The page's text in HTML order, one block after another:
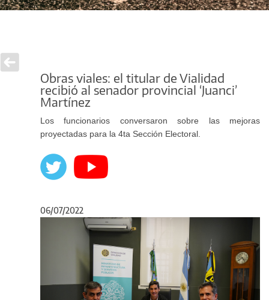
Obras viales: el titular de Vialidad
recibió al senador provincial ‘Juanci’
Martínez
Los funcionarios conversaron sobre las mejoras
proyectadas para la 4ta Sección Electoral.
06/07/2022
Anterior